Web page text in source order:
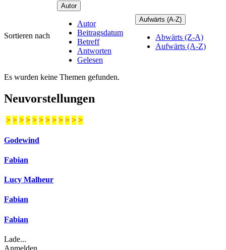
Sortieren nach
Autor
Autor
Beitragsdatum
Betreff
Antworten
Gelesen
Aufwärts (A-Z)
Abwärts (Z-A)
Aufwärts (A-Z)
Es wurden keine Themen gefunden.
Neuvorstellungen
> > > > > > > > > > > >
Godewind
Fabian
Lucy Malheur
Fabian
Fabian
Lade...
Anmelden